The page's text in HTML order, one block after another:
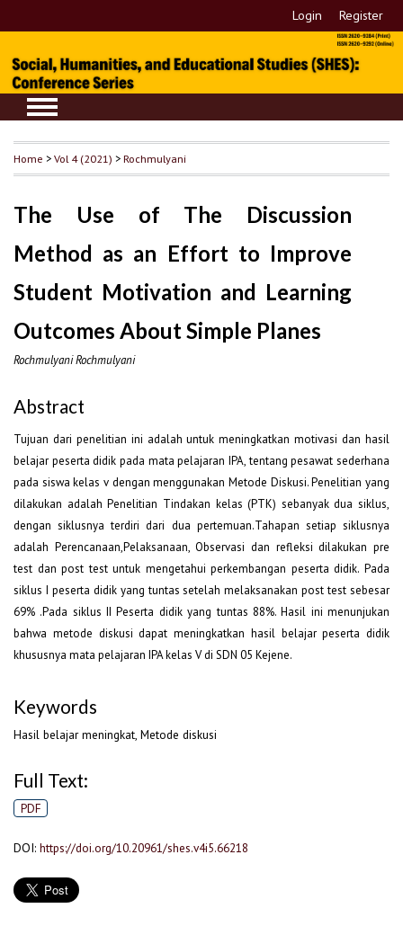
Login Register
Home >Vol 4 (2021) >Rochmulyani
The Use of The Discussion
Method as an Effort to Improve
Student Motivation and Learning
Outcomes About Simple Planes
Rochmulyani Rochmulyani
Abstract
Tujuan dari penelitian ini adalah untuk meningkatkan motivasi dan hasil
belajar peserta didik pada mata pelajaran IPA, tentang pesawat sederhana
pada siswa kelas v dengan menggunakan Metode Diskusi. Penelitian yang
dilakukan adalah Penelitian Tindakan kelas (PTK) sebanyak dua siklus,
dengan siklusnya terdiri dari dua pertemuan.Tahapan setiap siklusnya
adalah Perencanaan,Pelaksanaan, Observasi dan refleksi dilakukan pre
test dan post test untuk mengetahui perkembangan peserta didik. Pada
siklus I peserta didik yang tuntas setelah melaksanakan post test sebesar
69% .Pada siklus II Peserta didik yang tuntas 88%. Hasil ini menunjukan
bahwa metode diskusi dapat meningkatkan hasil belajar peserta didik
khususnya mata pelajaran IPA kelas V di SDN 05 Kejene.
Keywords
Hasil belajar meningkat, Metode diskusi
Full Text:
PDF
DOI: https://doi.org/10.20961/shes.v4i5.66218